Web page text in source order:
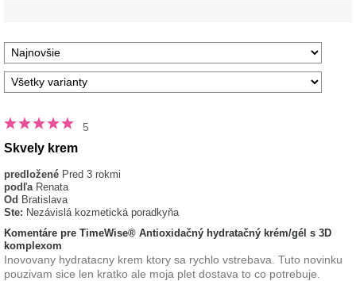
5
Skvely krem
predložené Pred 3 rokmi
podľa Renata
Od Bratislava
Ste: Nezávislá kozmetická poradkyňa
Komentáre pre TimeWise® Antioxidačný hydratačný krém/gél s 3D
komplexom
Inovovany hydratacny krem ktory sa rychlo vstrebava. Tuto novinku
pouzivam sice len kratko ale moja plet dostava to co potrebuje.